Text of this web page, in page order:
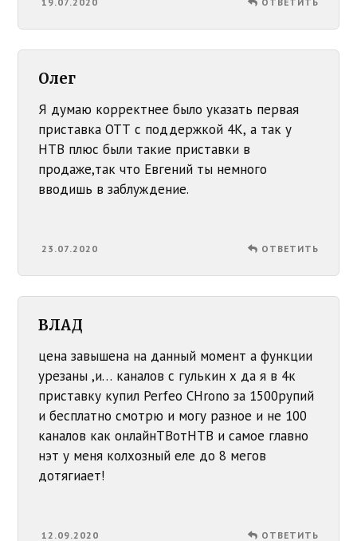
Олег
Я думаю корректнее было указать первая
приставка ОТТ с поддержкой 4К, а так у
НТВ плюс были такие приставки в
продаже,так что Евгений ты немного
вводишь в заблуждение.
23.07.2020 ОТВЕТИТЬ
ВЛАД
цена завышена на данный момент а функции
урезаны ,и… каналов с гулькин х да я в 4к
приставку купил Perfeo CHrono за 1500рупий
и бесплатно смотрю и могу разное и не 100
каналов как онлайнТВотНТВ и самое главно
нэт у меня колхозный еле до 8 мегов
дотягиает!
12.09.2020 ОТВЕТИТЬ